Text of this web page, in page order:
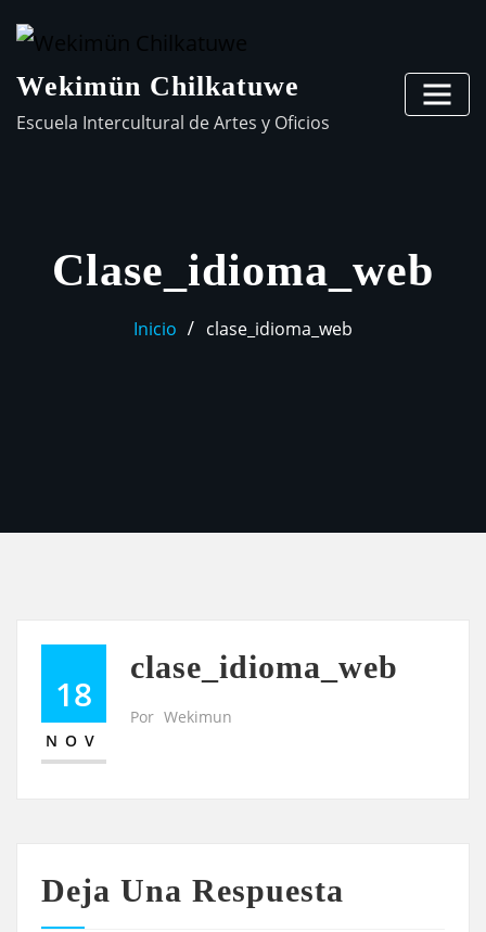
Wekimün Chilkatuwe
Escuela Intercultural de Artes y Oficios
Clase_idioma_web
Inicio clase_idioma_web
18
NOV
clase_idioma_web
Por Wekimun
Deja Una Respuesta